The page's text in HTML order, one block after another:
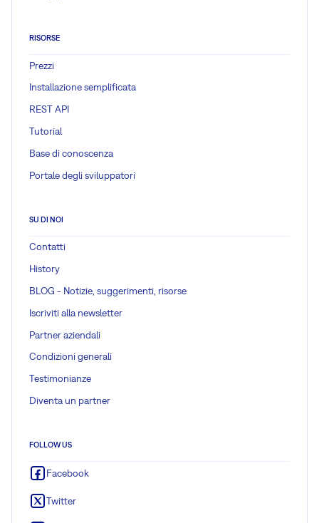
RISORSE
Prezzi
Installazione semplificata
REST API
Tutorial
Base di conoscenza
Portale degli sviluppatori
SU DI NOI
Contatti
History
BLOG - Notizie, suggerimenti, risorse
Iscriviti alla newsletter
Partner aziendali
Condizioni generali
Testimonianze
Diventa un partner
FOLLOW US
Facebook
Twitter